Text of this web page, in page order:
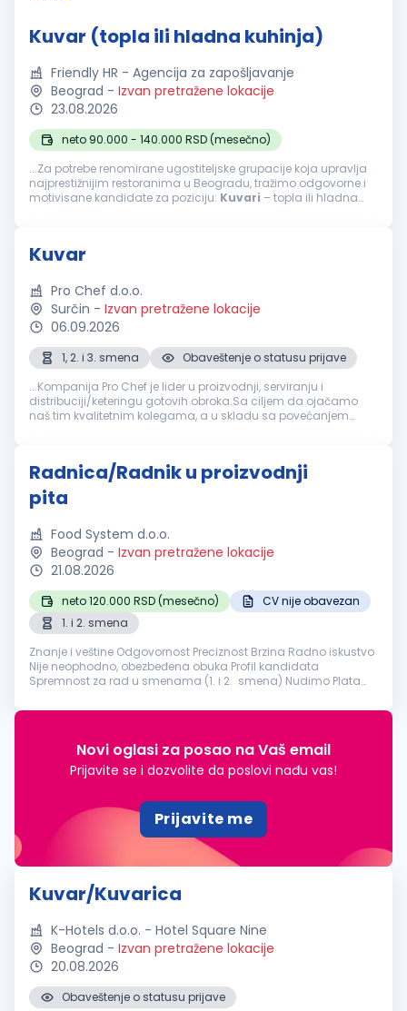
Kuvar (topla ili hladna kuhinja)
Friendly HR - Agencija za zapošljavanje
Beograd - Izvan pretražene lokacije
23.08.2026
neto 90.000 - 140.000 RSD (mesečno)
...Za potrebe renomirane ugostiteljske grupacije koja upravlja
najprestižnijim restoranima u Beogradu, tražimo odgovorne i
motivisane kandidate za poziciju: Kuvari – topla ili hladna
Kuvar
Pro Chef d.o.o.
Surčin - Izvan pretražene lokacije
06.09.2026
1, 2. i 3. smena
Obaveštenje o statusu prijave
...Kompanija Pro Chef je lider u proizvodnji, serviranju i
distribuciji/keteringu gotovih obroka.Sa ciljem da ojačamo
naš tim kvalitetnim kolegama, a u skladu sa povećanjem
Radnica/Radnik u proizvodnji
pita
Food System d.o.o.
Beograd - Izvan pretražene lokacije
21.08.2026
neto 120.000 RSD (mesečno)
CV nije obavezan
1. i 2. smena
Znanje i veštine Odgovornost Preciznost Brzina Radno iskustvo
Nije neophodno, obezbeđena obuka Profil kandidata
Spremnost za rad u smenama (1. i 2. smena) Nudimo Plata
radnog mesta Vodov...
Novi oglasi za posao na Vaš email
Prijavite se i dozvolite da poslovi nađu vas!
Prijavite me
Kuvar/Kuvarica
K-Hotels d.o.o. - Hotel Square Nine
Beograd - Izvan pretražene lokacije
20.08.2026
Obaveštenje o statusu prijave